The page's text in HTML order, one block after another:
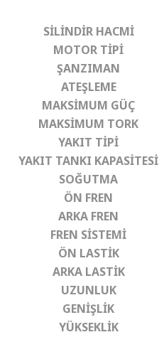
SİLİNDİR HACMİ
MOTOR TİPİ
ŞANZIMAN
ATEŞLEME
MAKSİMUM GÜÇ
MAKSİMUM TORK
YAKIT TİPİ
YAKIT TANKI KAPASİTESİ
SOĞUTMA
ÖN FREN
ARKA FREN
FREN SİSTEMİ
ÖN LASTİK
ARKA LASTİK
UZUNLUK
GENİŞLİK
YÜKSEKLİK